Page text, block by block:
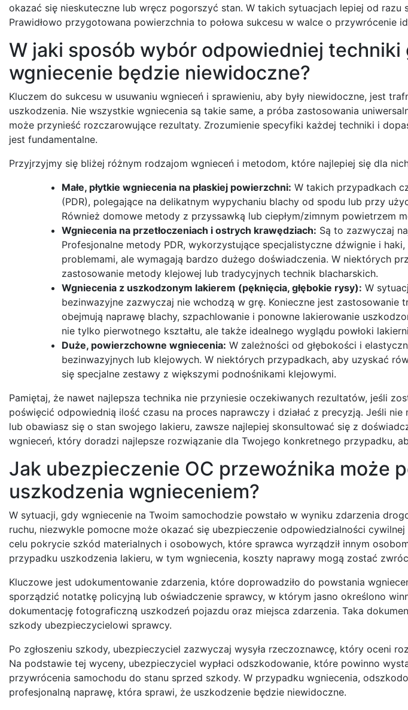
okazać się nieskuteczne lub wręcz pogorszyć stan. W takich sytuacjach lepiej od razu
Prawidłowo przygotowana powierzchnia to połowa sukcesu w walce o przywrócenie
W jaki sposób wybór odpowiedniej techniki
wgniecenie będzie niewidoczne?
Kluczem do sukcesu w usuwaniu wgnieceń i sprawieniu, aby były niewidoczne, jest
uszkodzenia. Nie wszystkie wgniecenia są takie same, a próba zastosowania
może przynieść rozczarowujące rezultaty. Zrozumienie specyfiki każdej techniki i
jest fundamentalne.
Przyjrzyjmy się bliżej różnym rodzajom wgnieceń i metodom, które najlepiej się dla
Małe, płytkie wgniecenia na płaskiej powierzchni: W takich przypadkach
(PDR), polegające na delikatnym wypychaniu blachy od spodu lub przy
Również domowe metody z przyssawką lub ciepłym/zimnym powietrzem
Wgniecenia na przetłoczeniach i ostrych krawędziach: Są to zazwyczaj
Profesjonalne metody PDR, wykorzystujące specjalistyczne dźwignie i
problemami, ale wymagają bardzo dużego doświadczenia. W niektórych
zastosowanie metody klejowej lub tradycyjnych technik blacharskich.
Wgniecenia z uszkodzonym lakierem (pęknięcia, głębokie rysy): W
bezinwazyjne zazwyczaj nie wchodzą w grę. Konieczne jest zastosowanie
obejmują naprawę blachy, szpachlowanie i ponowne lakierowanie
nie tylko pierwotnego kształtu, ale także idealnego wyglądu powłoki
Duże, powierzchowne wgniecenia: W zależności od głębokości i
bezinwazyjnych lub klejowych. W niektórych przypadkach, aby uzyskać
się specjalne zestawy z większymi podnośnikami klejowymi.
Pamiętaj, że nawet najlepsza technika nie przyniesie oczekiwanych rezultatów, jeśli
poświęcić odpowiednią ilość czasu na proces naprawczy i działać z precyzją. Jeśli
lub obawiasz się o stan swojego lakieru, zawsze najlepiej skonsultować się z
wgnieceń, który doradzi najlepsze rozwiązanie dla Twojego konkretnego przypadku,
Jak ubezpieczenie OC przewoźnika może
uszkodzenia wgnieceniem?
W sytuacji, gdy wgniecenie na Twoim samochodzie powstało w wyniku zdarzenia
ruchu, niezwykle pomocne może okazać się ubezpieczenie odpowiedzialności
celu pokrycie szkód materialnych i osobowych, które sprawca wyrządził innym
przypadku uszkodzenia lakieru, w tym wgniecenia, koszty naprawy mogą zostać
Kluczowe jest udokumentowanie zdarzenia, które doprowadziło do powstania
sporządzić notatkę policyjną lub oświadczenie sprawcy, w którym jasno określono
dokumentację fotograficzną uszkodzeń pojazdu oraz miejsca zdarzenia. Taka
szkody ubezpieczycielowi sprawcy.
Po zgłoszeniu szkody, ubezpieczyciel zazwyczaj wysyła rzeczoznawcę, który oceni
Na podstawie tej wyceny, ubezpieczyciel wypłaci odszkodowanie, które powinno
przywrócenia samochodu do stanu sprzed szkody. W przypadku wgniecenia,
profesjonalną naprawę, która sprawi, że uszkodzenie będzie niewidoczne.